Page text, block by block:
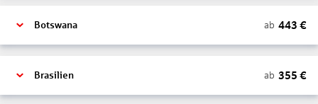
Botswana ab 443 €
Brasilien ab 355 €